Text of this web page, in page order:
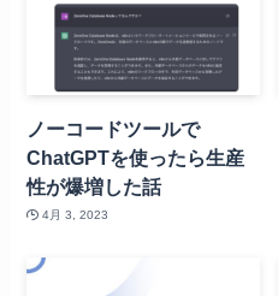
ノーコードツールで
ChatGPTを使ったら生産
性が爆増した話
4月 3, 2023